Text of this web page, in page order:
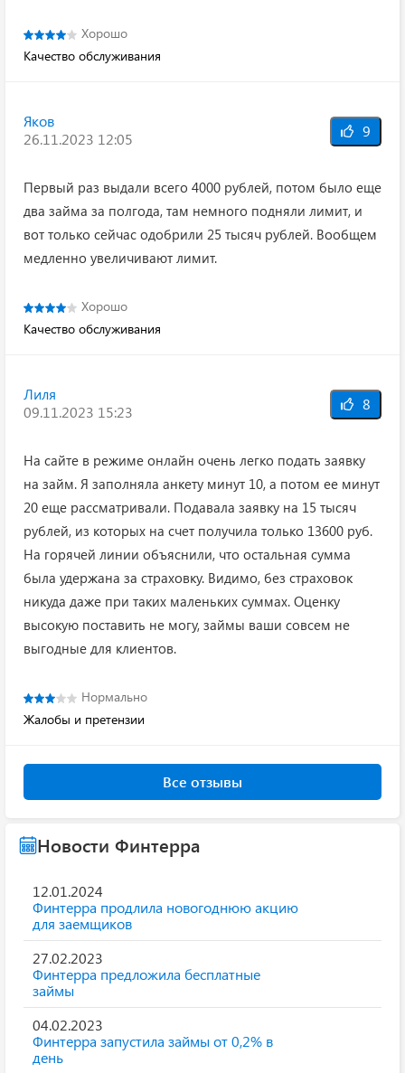
Хорошо
Качество обслуживания
Яков
26.11.2023 12:05
9
Первый раз выдали всего 4000 рублей, потом было еще
два займа за полгода, там немного подняли лимит, и
вот только сейчас одобрили 25 тысяч рублей. Вообщем
медленно увеличивают лимит.
Хорошо
Качество обслуживания
Лиля
09.11.2023 15:23
8
На сайте в режиме онлайн очень легко подать заявку
на займ. Я заполняла анкету минут 10, а потом ее минут
20 еще рассматривали. Подавала заявку на 15 тысяч
рублей, из которых на счет получила только 13600 руб.
На горячей линии объяснили, что остальная сумма
была удержана за страховку. Видимо, без страховок
никуда даже при таких маленьких суммах. Оценку
высокую поставить не могу, займы ваши совсем не
выгодные для клиентов.
Нормально
Жалобы и претензии
Все отзывы
Новости Финтерра
12.01.2024
Финтерра продлила новогоднюю акцию
для заемщиков
27.02.2023
Финтерра предложила бесплатные
займы
04.02.2023
Финтерра запустила займы от 0,2% в
день